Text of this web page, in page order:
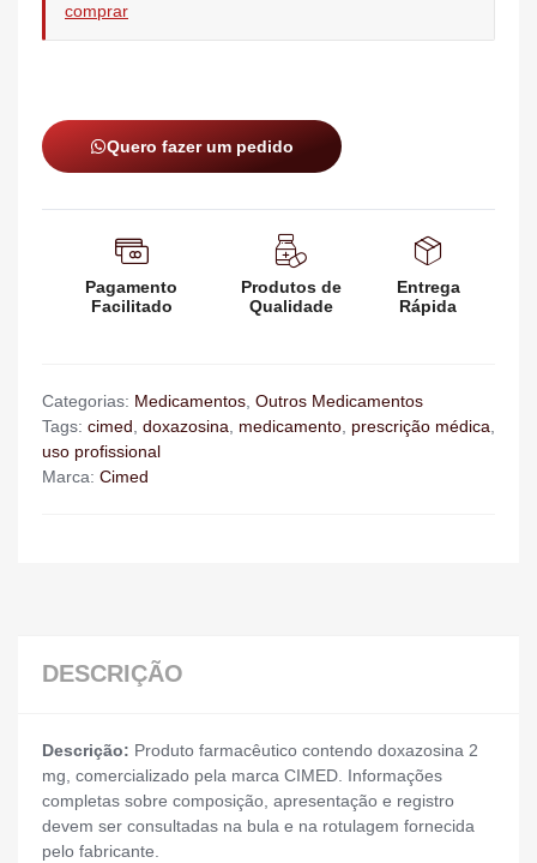
comprar
Quero fazer um pedido
Pagamento
Facilitado
Produtos de
Qualidade
Entrega
Rápida
Categorias: Medicamentos, Outros Medicamentos
Tags: cimed, doxazosina, medicamento, prescrição médica,
uso profissional
Marca: Cimed
DESCRIÇÃO
Descrição: Produto farmacêutico contendo doxazosina 2
mg, comercializado pela marca CIMED. Informações
completas sobre composição, apresentação e registro
devem ser consultadas na bula e na rotulagem fornecida
pelo fabricante.